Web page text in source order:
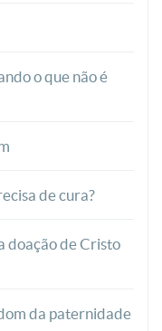
o que não é
de cura?
doação de Cristo
da paternidade